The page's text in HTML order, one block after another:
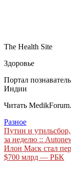
The Health Site
Здоровье
Портал
Индии
Читать
Разное
Навигация
по
записям
Путин и
за неделю ::
Илон Маск стал
$700 млрд — РБК